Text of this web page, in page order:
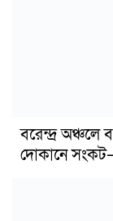
বরেন্দ্র অঞ্চলে
দোকানে